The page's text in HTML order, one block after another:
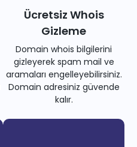
Ücretsiz Whois
Gizleme
Domain whois bilgilerini
gizleyerek spam mail ve
aramaları engelleyebilirsiniz.
Domain adresiniz güvende
kalır.